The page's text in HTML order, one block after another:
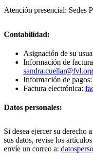
Atención presencial: Sedes
Contabilidad:
Asignación de su
Información de
Información de pagos:
Factura electrónica:
Datos personales:
Si desea ejercer su derecho
sus datos, revise los
envíe un correo a: